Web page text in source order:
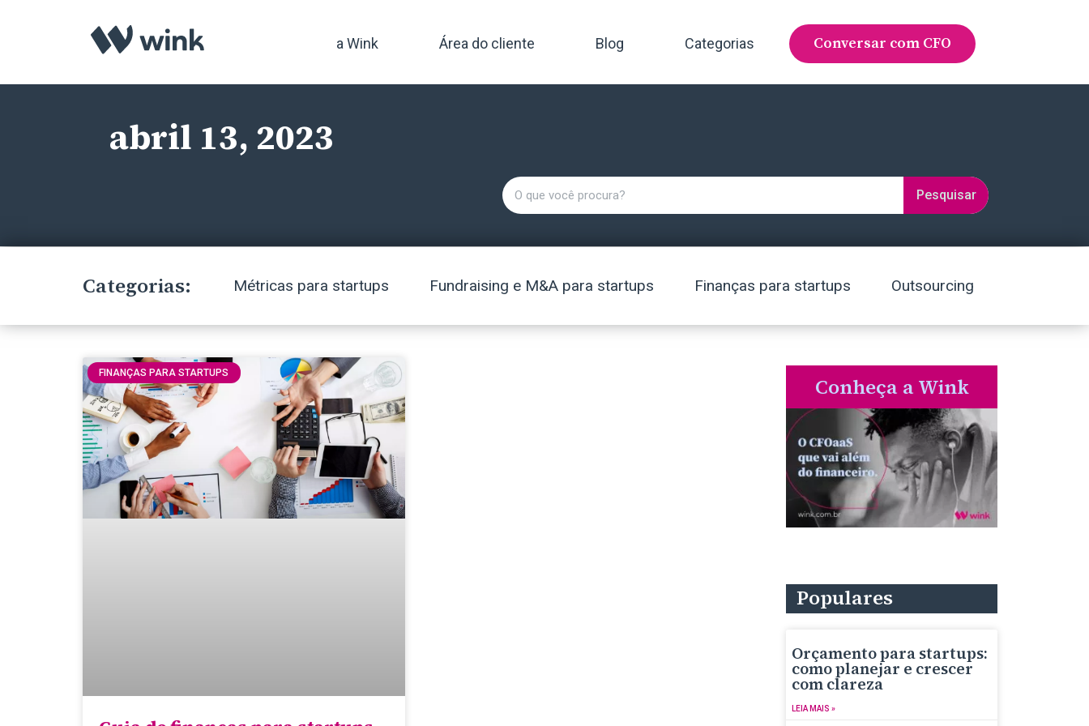
a Wink Área do cliente Blog Categorias Conversar com CFO
abril 13, 2023
Pesquisar
Categorias: Métricas para startups Fundraising e M&A para startups Finanças para startups Outsourcing
FINANÇAS PARA STARTUPS
Conheça a Wink
Populares
Orçamento para startups:
como planejar e crescer
com clareza
LEIA MAIS »